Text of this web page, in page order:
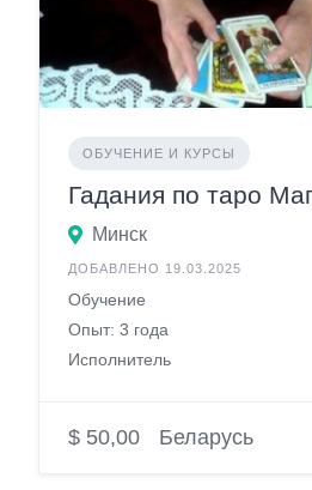
ОБУЧЕНИЕ И КУРСЫ
Гадания по таро
Минск
ДОБАВЛЕНО 19.03.2025
Обучение
Опыт: 3 года
Исполнитель
$ 50,00 Беларусь